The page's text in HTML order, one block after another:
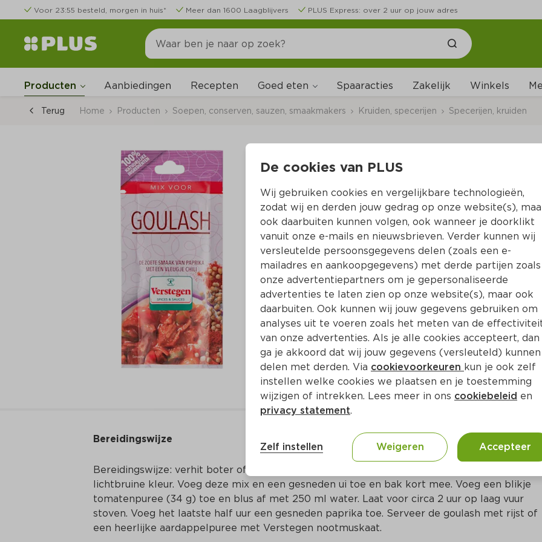
Voor 23:55 besteld, morgen in huis* Meer dan 1600 Laagblijvers PLUS Express: over 2 uur op jouw adres
Producten Aanbiedingen Recepten Goed eten Spaaracties Zakelijk Winkels
Terug Home Producten Soepen, conserven, sauzen, smaakmakers Kruiden, specerijen Specerijen, kruiden
Verstegen Mix voor
Per Zakje 20 g  (per kilo €74.50)
1.49
Toevoegen
Bereidingswijze
Bereidingswijze: verhit boter of olie in een braadpan en braad 1 kg stoofvlees aan tot een
lichtbruine kleur. Voeg deze mix en een gesneden ui toe en bak kort mee. Voeg een blikje
tomatenpuree (34 g) toe en blus af met 250 ml water. Laat voor circa 2 uur op laag vuur
stoven. Voeg het laatste half uur een gesneden paprika toe. Serveer de goulash met rijst of
een heerlijke aardappelpuree met Verstegen nootmuskaat.
De cookies van PLUS
Wij gebruiken cookies en vergelijkbare technologieën,
zodat wij en derden jouw gedrag op onze website(s),
ook daarbuiten kunnen volgen, ook wanneer je doorklikt
vanuit onze e-mails en nieuwsbrieven. Verder kunnen wij
versleutelde persoonsgegevens delen (zoals een e-
mailadres en aankoopgegevens) met derde partijen zoals
onze advertentiepartners om je gepersonaliseerde
advertenties te laten zien op onze website(s), maar ook
daarbuiten. Ook kunnen wij jouw gegevens gebruiken om
analyses uit te voeren zoals het meten van de
van onze advertenties. Als je alle cookies accepteert, dan
ga je akkoord dat wij jouw gegevens (versleuteld) kunnen
delen met derden. Via cookievoorkeuren kun je ook zelf
instellen welke cookies we plaatsen en je toestemming
wijzigen of intrekken. Lees meer in ons cookiebeleid en
privacy statement.
Zelf instellen Weigeren Accepteer